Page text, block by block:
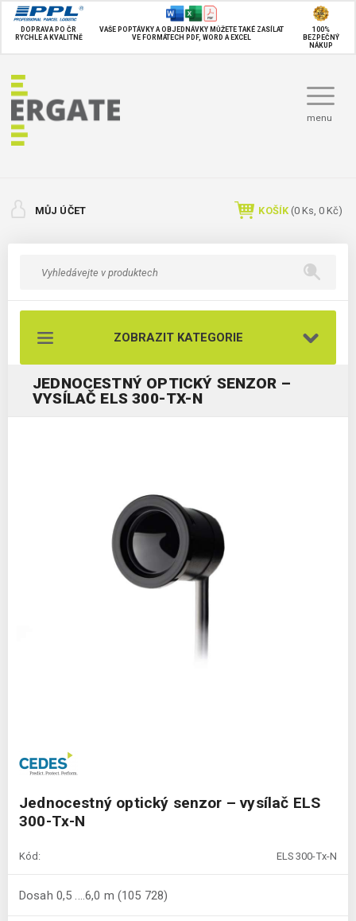
DOPRAVA PO ČR
RYCHLE A KVALITNĚ
VAŠE POPTÁVKY A OBJEDNÁVKY MŮŽETE TAKÉ ZASÍLAT
VE FORMÁTECH PDF, WORD A EXCEL
100%
BEZPEČNÝ
NÁKUP
menu
MŮJ ÚČET KOŠÍK (0 Ks, 0 Kč)
ZOBRAZIT KATEGORIE
JEDNOCESTNÝ OPTICKÝ SENZOR –
VYSÍLAČ ELS 300-TX-N
Jednocestný optický senzor – vysílač ELS
300-Tx-N
Kód: ELS 300-Tx-N
Dosah 0,5 ....6,0 m (105 728)